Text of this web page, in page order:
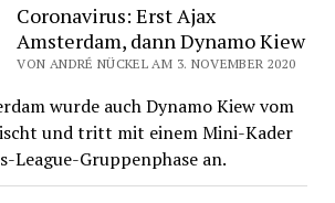
Coronavirus: Erst Ajax
Amsterdam, dann Dynamo Kiew
VON ANDRÉ NÜCKEL AM 3. NOVEMBER 2020
wurde auch Dynamo Kiew vom
und tritt mit einem Mini-Kader
League-Gruppenphase an.